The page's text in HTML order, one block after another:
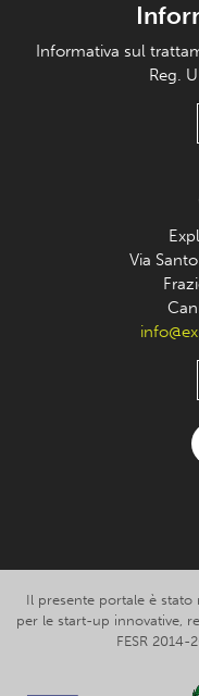
Informativa sul
Reg.
Via
Il presente portale è
per le start-up innovative,
FESR